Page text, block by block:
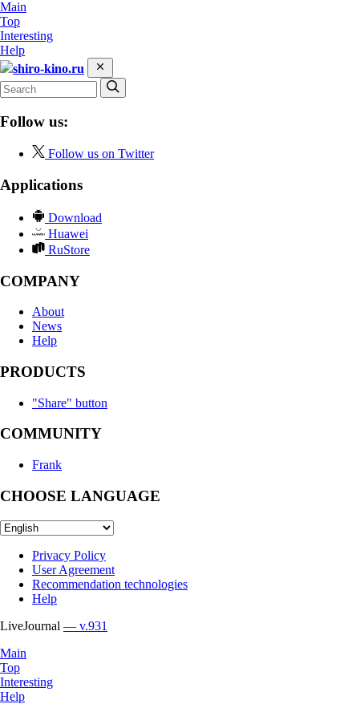
Main
Top
Interesting
Help
shiro-kino.ru
Follow us:
Follow us on Twitter
Applications
Download
Huawei
RuStore
COMPANY
About
News
Help
PRODUCTS
"Share" button
COMMUNITY
Frank
CHOOSE LANGUAGE
Privacy Policy
User Agreement
Recommendation technologies
Help
LiveJournal — v.931
Main
Top
Interesting
Help